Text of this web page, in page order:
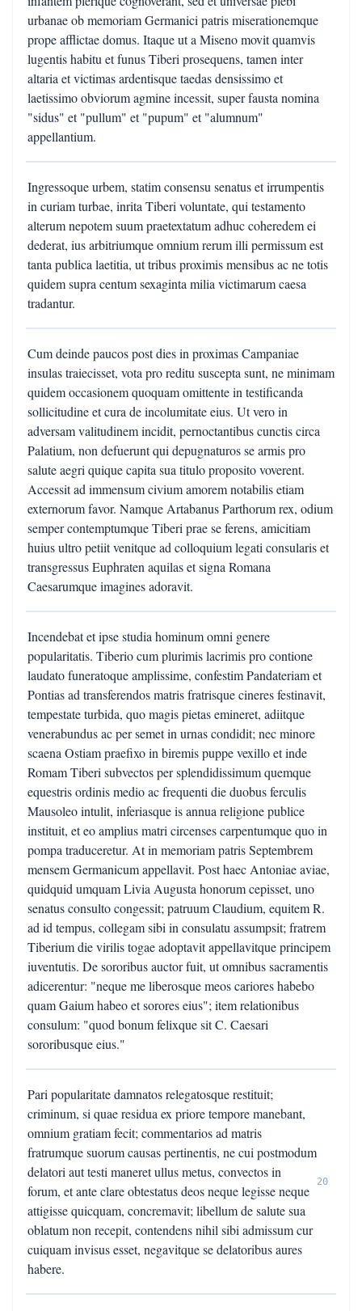
urbanae ob memoriam Germanici patris miserationemque
prope afflictae domus. Itaque ut a Miseno movit quamvis
lugentis habitu et funus Tiberi prosequens, tamen inter
altaria et victimas ardentisque taedas densissimo et
laetissimo obviorum agmine incessit, super fausta nomina
"sidus" et "pullum" et "pupum" et "alumnum"
appellantium.
Ingressoque urbem, statim consensu senatus et irrumpentis
in curiam turbae, inrita Tiberi voluntate, qui testamento
alterum nepotem suum praetextatum adhuc coheredem ei
dederat, ius arbitriumque omnium rerum illi permissum est
tanta publica laetitia, ut tribus proximis mensibus ac ne totis
quidem supra centum sexaginta milia victimarum caesa
tradantur.
Cum deinde paucos post dies in proximas Campaniae
insulas traiecisset, vota pro reditu suscepta sunt, ne minimam
quidem occasionem quoquam omittente in testificanda
sollicitudine et cura de incolumitate eius. Ut vero in
adversam valitudinem incidit, pernoctantibus cunctis circa
Palatium, non defuerunt qui depugnaturos se armis pro
salute aegri quique capita sua titulo proposito voverent.
Accessit ad immensum civium amorem notabilis etiam
externorum favor. Namque Artabanus Parthorum rex, odium
semper contemptumque Tiberi prae se ferens, amicitiam
huius ultro petiit venitque ad colloquium legati consularis et
transgressus Euphraten aquilas et signa Romana
Caesarumque imagines adoravit.
Incendebat et ipse studia hominum omni genere
popularitatis. Tiberio cum plurimis lacrimis pro contione
laudato funeratoque amplissime, confestim Pandateriam et
Pontias ad transferendos matris fratrisque cineres festinavit,
tempestate turbida, quo magis pietas emineret, adiitque
venerabundus ac per semet in urnas condidit; nec minore
scaena Ostiam praefixo in biremis puppe vexillo et inde
Romam Tiberi subvectos per splendidissimum quemque
equestris ordinis medio ac frequenti die duobus ferculis
Mausoleo intulit, inferiasque is annua religione publice
instituit, et eo amplius matri circenses carpentumque quo in
pompa traduceretur. At in memoriam patris Septembrem
mensem Germanicum appellavit. Post haec Antoniae aviae,
quidquid umquam Livia Augusta honorum cepisset, uno
senatus consulto congessit; patruum Claudium, equitem R.
ad id tempus, collegam sibi in consulatu assumpsit; fratrem
Tiberium die virilis togae adoptavit appellavitque principem
iuventutis. De sororibus auctor fuit, ut omnibus sacramentis
adicerentur: "neque me liberosque meos cariores habebo
quam Gaium habeo et sorores eius"; item relationibus
consulum: "quod bonum felixque sit C. Caesari
sororibusque eius."
Pari popularitate damnatos relegatosque restituit;
criminum, si quae residua ex priore tempore manebant,
omnium gratiam fecit; commentarios ad matris
fratrumque suorum causas pertinentis, ne cui postmodum
delatori aut testi maneret ullus metus, convectos in
forum, et ante clare obtestatus deos neque legisse neque
attigisse quicquam, concremavit; libellum de salute sua
oblatum non recepit, contendens nihil sibi admissum cur
cuiquam invisus esset, negavitque se delatoribus aures
habere.
20